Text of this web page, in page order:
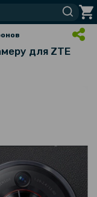
для ZTE